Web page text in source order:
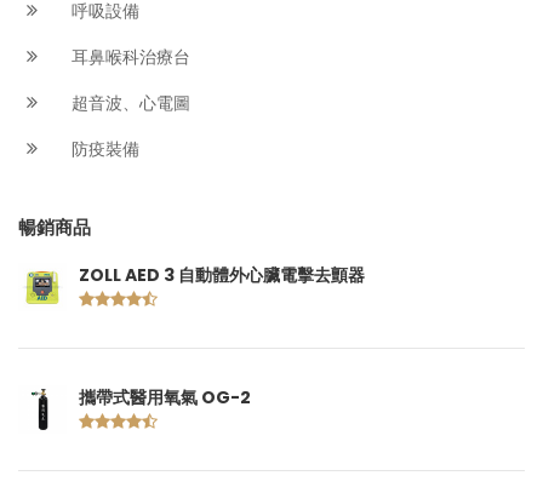
呼吸設備
耳鼻喉科治療台
超音波、心電圖
防疫裝備
暢銷商品
ZOLL AED 3 自動體外心臟電擊去顫器
攜帶式醫用氧氣 OG-2